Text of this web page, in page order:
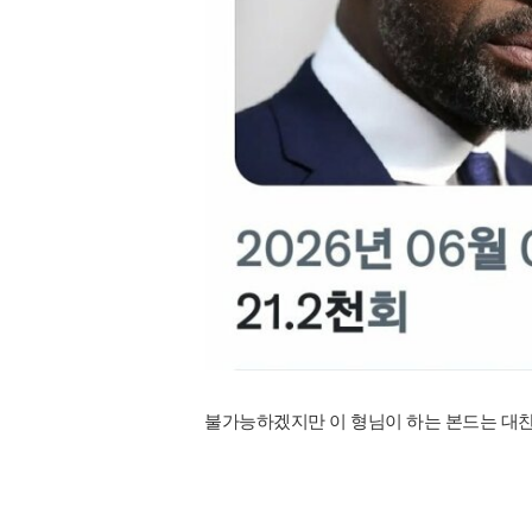
불가능하겠지만 이 형님이 하는 본드는 대